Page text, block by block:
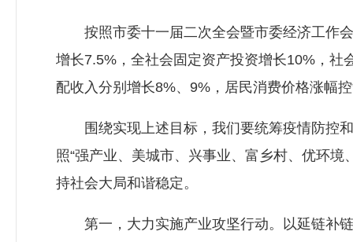
按照市委十一届二次全会暨市委经济工作会
增长7.5%，全社会固定资产投资增长10%，
配收入分别增长8%、9%，居民消费价格涨幅
围绕实现上述目标，我们要统筹疫情防控和
照“强产业、美城市、兴事业、富乡村、优环
持社会大局和谐稳定。
第一，大力实施产业攻坚行动。以延链补链